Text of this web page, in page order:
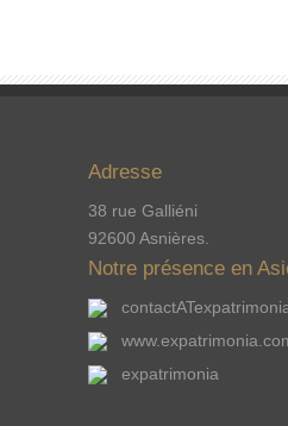
Adresse
38 rue Galliéni
92600 Asnières.
Notre présence en
expatrimonia